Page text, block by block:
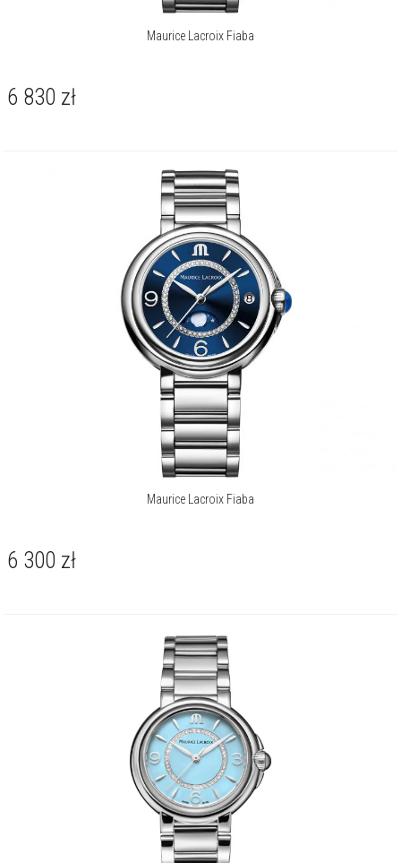
Maurice Lacroix Fiaba
6 830 zł
Maurice Lacroix Fiaba
6 300 zł